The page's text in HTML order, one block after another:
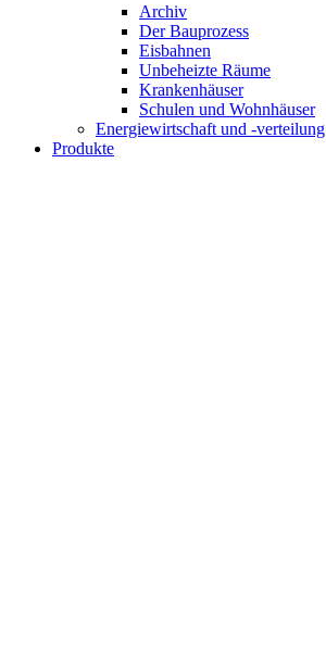
Archiv
Der Bauprozess
Eisbahnen
Unbeheizte Räume
Krankenhäuser
Schulen und Wohnhäuser
Energiewirtschaft und -verteilung
Produkte